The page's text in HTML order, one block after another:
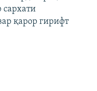
қарор гирифт